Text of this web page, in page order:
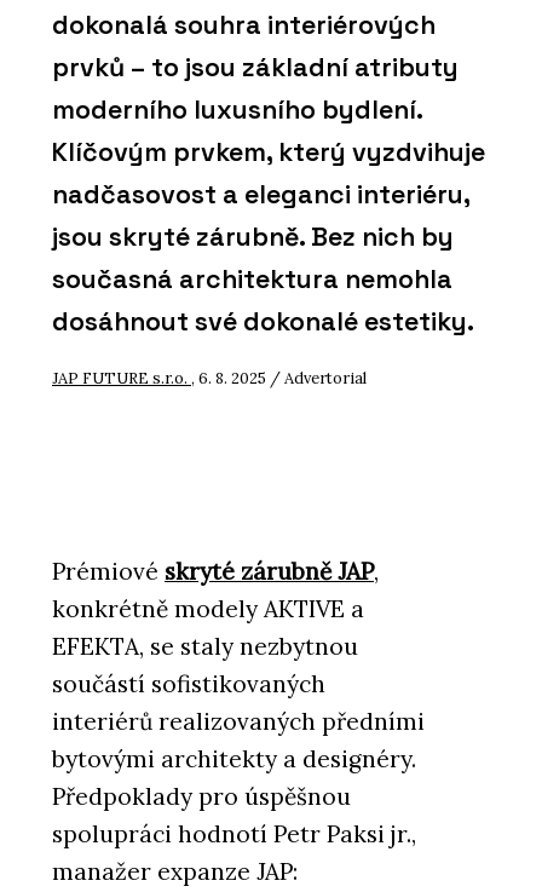
dokonalá souhra interiérových
prvků – to jsou základní atributy
moderního luxusního bydlení.
Klíčovým prvkem, který vyzdvihuje
nadčasovost a eleganci interiéru,
jsou skryté zárubně. Bez nich by
současná architektura nemohla
dosáhnout své dokonalé estetiky.
JAP FUTURE s.r.o. , 6. 8. 2025 / Advertorial
Prémiové skryté zárubně JAP,
konkrétně modely AKTIVE a
EFEKTA, se staly nezbytnou
součástí sofistikovaných
interiérů realizovaných předními
bytovými architekty a designéry.
Předpoklady pro úspěšnou
spolupráci hodnotí Petr Paksi jr.,
manažer expanze JAP: